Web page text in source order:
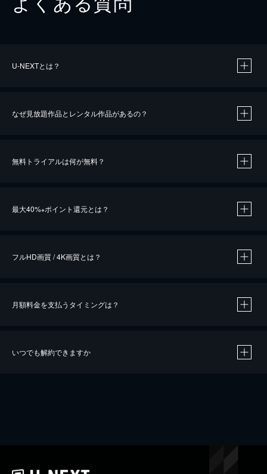
U-NEXTとは？
なぜ見放題作品とレンタル作品があるの？
無料トライアルは何が無料？
最大40%※ポイント還元とは？
※40％ポイント還元の対象は、クレジットカード決済による作品の購入 / レンタルです。
iOSアプリのUコイン決済による作品の購入 / レンタルは、20％のポイント還元です。
フルHD画質 / 4K画質とは？
月額料金を支払うタイミングは？
いつでも解約できますか